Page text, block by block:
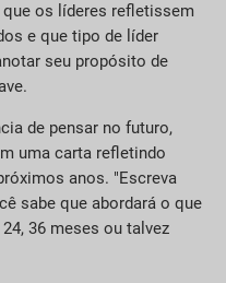
os líderes refletissem
e que tipo de líder
seu propósito de
de pensar no futuro,
uma carta refletindo
anos. "Escreva
sabe que abordará o que
36 meses ou talvez